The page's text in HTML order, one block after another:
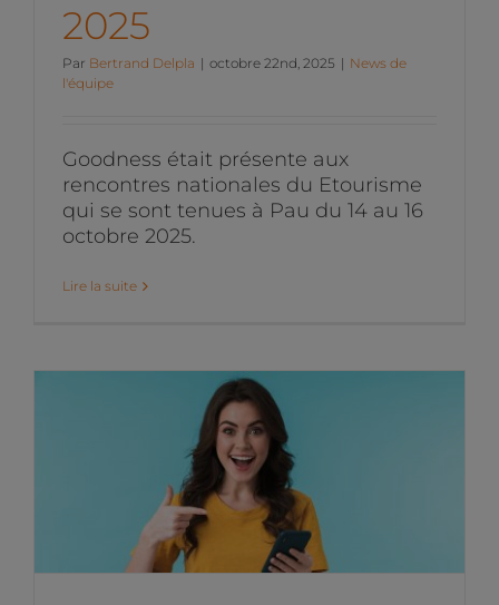
2025
Par Bertrand Delpla | octobre 22nd, 2025 | News de
l'équipe
Goodness était présente aux
rencontres nationales du Etourisme
qui se sont tenues à Pau du 14 au 16
octobre 2025.
Lire la suite
Les actualités du
Marketing Digital du mois
de septembre 2025
News de l'équipe